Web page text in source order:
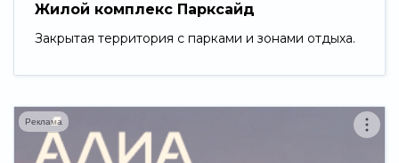
Жилой комплекс Парксайд
Закрытая территория с парками и зонами отдыха.
Реклама